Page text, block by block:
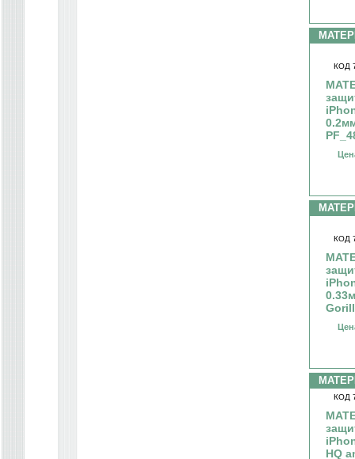
КОД
КОД
КОД
HQ